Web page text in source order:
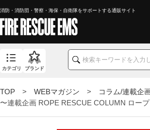
消防・消防団・警察・海保・自衛隊をサポートする通販サイト
カテゴリ ブランド
TOP > WEBマガジン > コラム/連載企
〜連載企画 ROPE RESCUE COLUMN ロー